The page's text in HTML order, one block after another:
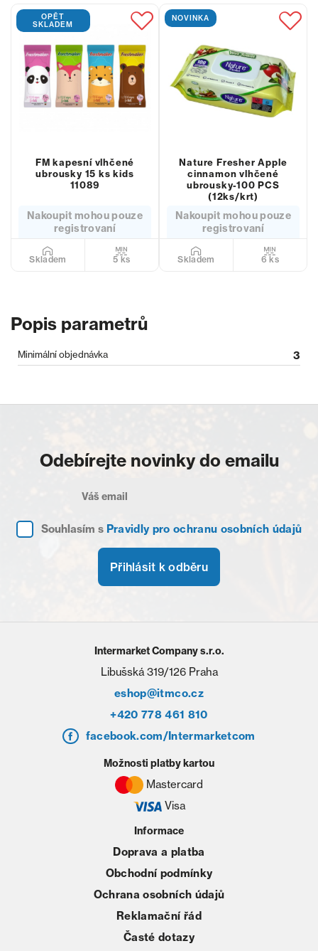
OPĚT
SKLADEM
FM kapesní vlhčené
ubrousky 15 ks kids
11089
Nakoupit mohou pouze
registrovaní
Skladem 5 ks
NOVINKA
Nature Fresher Apple
cinnamon vlhčené
ubrousky-100 PCS
(12ks/krt)
Nakoupit mohou pouze
registrovaní
Skladem 6 ks
Popis parametrů
Minimální objednávka 3
Odebírejte novinky do emailu
Souhlasím s Pravidly pro ochranu osobních údajů
Přihlásit k odběru
Intermarket Company s.r.o.
Libušská 319/126 Praha
eshop@itmco.cz
+420 778 461 810
facebook.com/Intermarketcom
Informace
Doprava a platba
Obchodní podmínky
Ochrana osobních údajů
Reklamační řád
Časté dotazy
Možnosti platby kartou
Mastercard
Visa